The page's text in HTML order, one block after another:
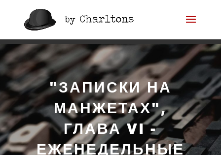
«Записки на манжетах»,
Глава VI —
Еженедельные чтения
"ЗАПИСКИ НА
МАНЖЕТАХ",
ГЛАВА VI -
ЕЖЕНЕДЕЛЬНЫЕ